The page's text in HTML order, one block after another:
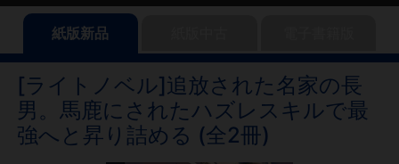
紙版新品
[ライトノベル]追放された名家の長
男。馬鹿にされたハズレスキルで最
強へと昇り詰める (全2冊)